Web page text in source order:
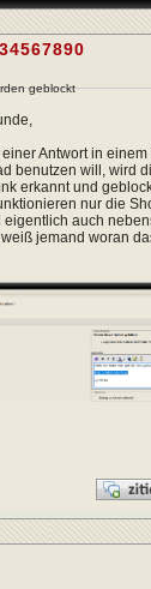
geblockt
Antwort in
benutzen will, wird
erkannt und
nur die
eigentlich auch
jemand woran